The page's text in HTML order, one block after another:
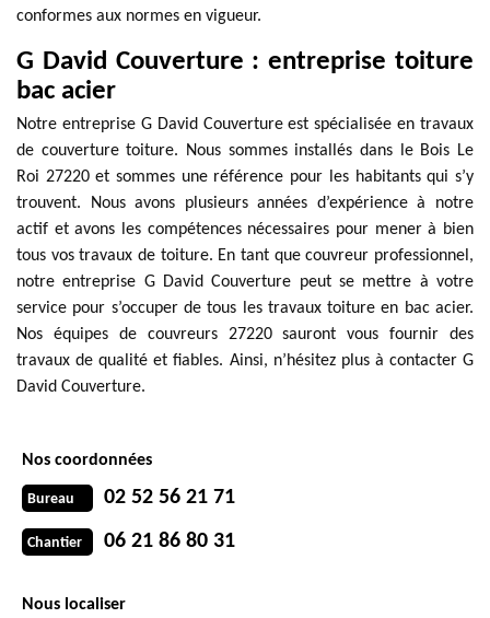
conformes aux normes en vigueur.
G David Couverture : entreprise toiture
bac acier
Notre entreprise G David Couverture est spécialisée en travaux
de couverture toiture. Nous sommes installés dans le Bois Le
Roi 27220 et sommes une référence pour les habitants qui s’y
trouvent. Nous avons plusieurs années d’expérience à notre
actif et avons les compétences nécessaires pour mener à bien
tous vos travaux de toiture. En tant que couvreur professionnel,
notre entreprise G David Couverture peut se mettre à votre
service pour s’occuper de tous les travaux toiture en bac acier.
Nos équipes de couvreurs 27220 sauront vous fournir des
travaux de qualité et fiables. Ainsi, n’hésitez plus à contacter G
David Couverture.
Nos coordonnées
Bureau 02 52 56 21 71
Chantier 06 21 86 80 31
Nous localiser